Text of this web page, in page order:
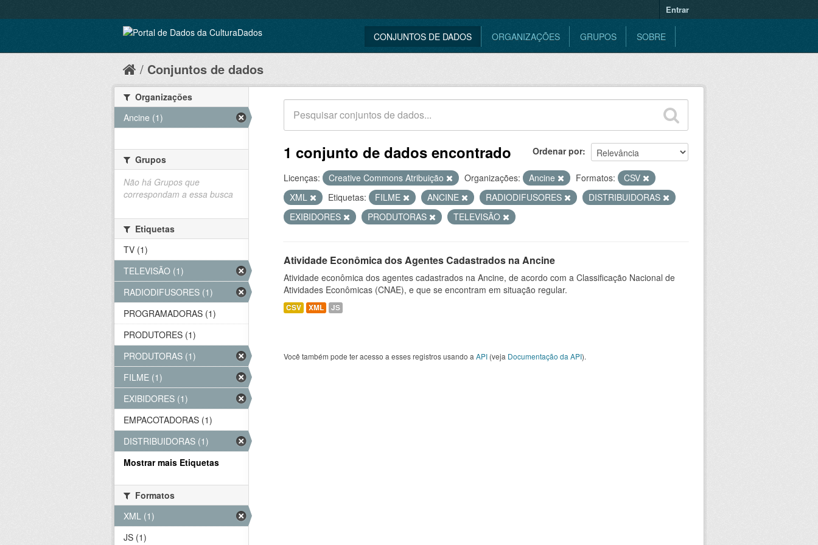
Entrar
CONJUNTOS DE DADOS ORGANIZAÇÕES GRUPOS SOBRE
Conjuntos de dados
Ordenar por
1 conjunto de dados encontrado
Licenças: Creative Commons Atribuição Organizações: Ancine Formatos:
CSV
XML
Etiquetas: FILME ANCINE RADIODIFUSORES
DISTRIBUIDORAS
EXIBIDORES
PRODUTORAS TELEVISÃO
Atividade Econômica dos Agentes Cadastrados na Ancine
Atividade econômica dos agentes cadastrados na Ancine, de acordo com a Classificação Nacional de
Atividades Econômicas (CNAE), e que se encontram em situação regular.
CSV XML JS
Você também pode ter acesso a esses registros usando a API (veja Documentação da API).
Organizações
Ancine (1)
Grupos
Não há Grupos que
correspondam a essa busca
Etiquetas
TV (1)
TELEVISÃO (1)
RADIODIFUSORES (1)
PROGRAMADORAS (1)
PRODUTORES (1)
PRODUTORAS (1)
FILME (1)
EXIBIDORES (1)
EMPACOTADORAS (1)
DISTRIBUIDORAS (1)
Mostrar mais Etiquetas
Formatos
XML (1)
JS (1)